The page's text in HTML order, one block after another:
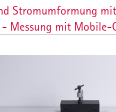
Stromumformung
Messung mit Mobile-